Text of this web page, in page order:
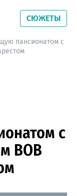
свежие
СЮЖЕТЫ
пансионатом с
с
ВОВ